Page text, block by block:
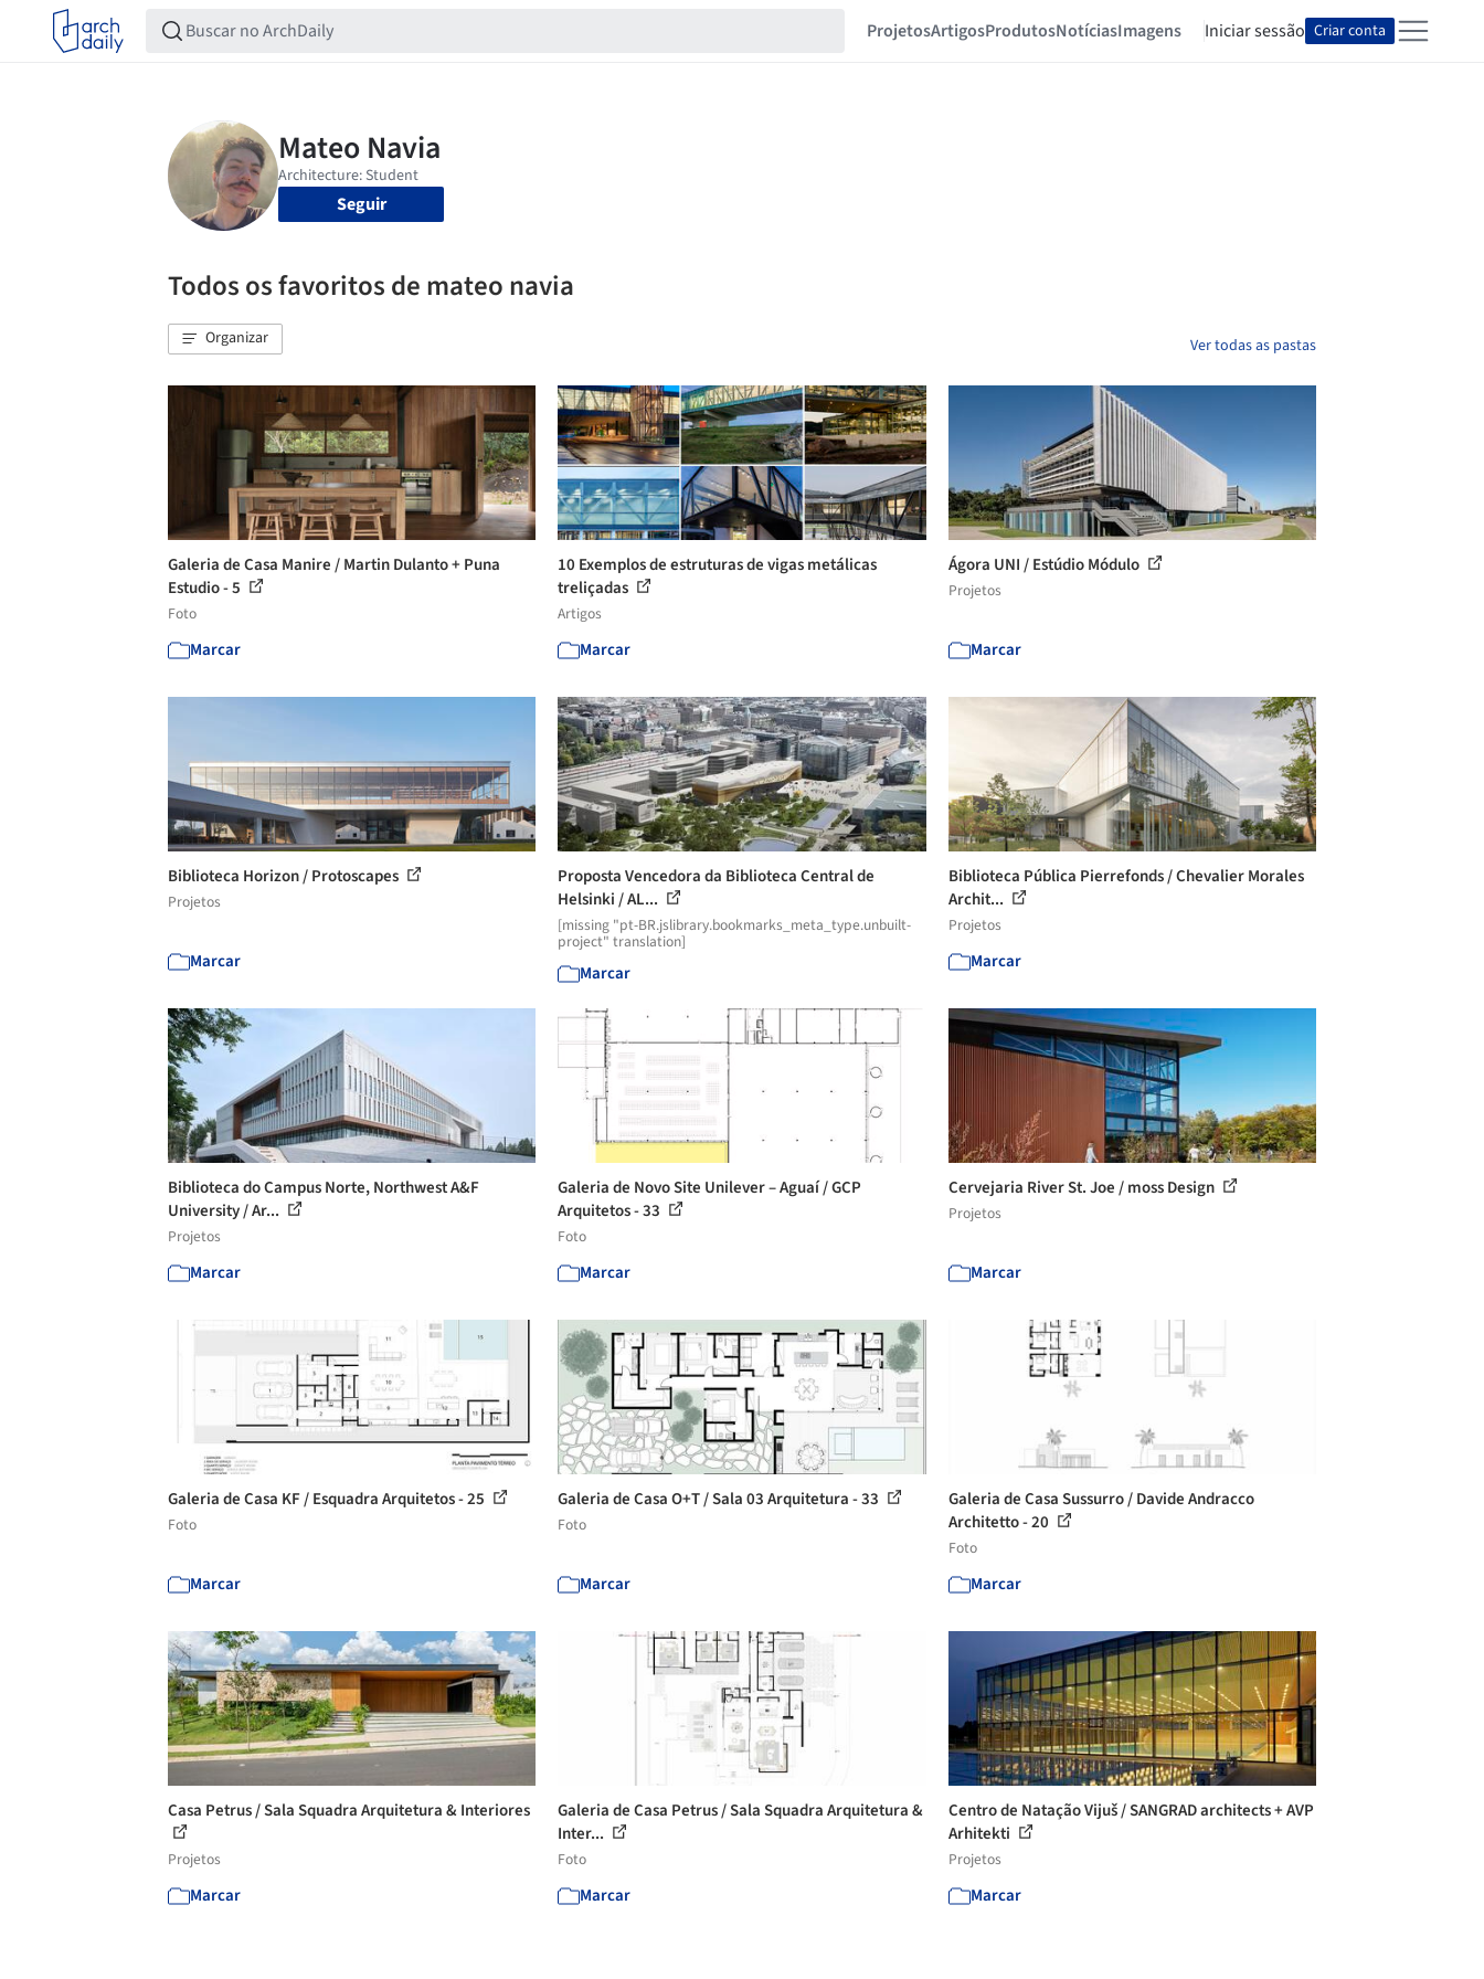
ProjetosArtigosProdutosNotíciasImagens Iniciar sessão Criar conta
Seguir
Todos os favoritos de mateo navia
Organizar Ver todas as pastas
Galeria de Casa Manire / Martin Dulanto + Puna
Estudio - 5
Foto
Marcar
10 Exemplos de estruturas de vigas metálicas
treliçadas
Artigos
Marcar
Ágora UNI / Estúdio Módulo
Projetos
Marcar
Biblioteca Horizon / Protoscapes
Projetos
Marcar
Proposta Vencedora da Biblioteca Central de
Helsinki / AL...
[missing "pt-BR.jslibrary.bookmarks_meta_type.unbuilt-
project" translation]
Marcar
Biblioteca Pública Pierrefonds / Chevalier Morales
Archit...
Projetos
Marcar
Biblioteca do Campus Norte, Northwest A&F
University / Ar...
Projetos
Marcar
Galeria de Novo Site Unilever – Aguaí / GCP
Arquitetos - 33
Foto
Marcar
Cervejaria River St. Joe / moss Design
Projetos
Marcar
Galeria de Casa KF / Esquadra Arquitetos - 25
Foto
Marcar
Galeria de Casa O+T / Sala 03 Arquitetura - 33
Foto
Marcar
Galeria de Casa Sussurro / Davide Andracco
Architetto - 20
Foto
Marcar
Casa Petrus / Sala Squadra Arquitetura & Interiores
Projetos
Marcar
Galeria de Casa Petrus / Sala Squadra Arquitetura &
Inter...
Foto
Marcar
Centro de Natação Vijuš / SANGRAD architects + AVP
Arhitekti
Projetos
Marcar